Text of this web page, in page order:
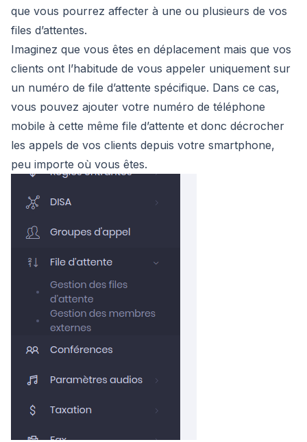
que vous pourrez affecter à une ou plusieurs de vos
files d’attentes.
Imaginez que vous êtes en déplacement mais que vos
clients ont l’habitude de vous appeler uniquement sur
un numéro de file d’attente spécifique. Dans ce cas,
vous pouvez ajouter votre numéro de téléphone
mobile à cette même file d’attente et donc décrocher
les appels de vos clients depuis votre smartphone,
peu importe où vous êtes.